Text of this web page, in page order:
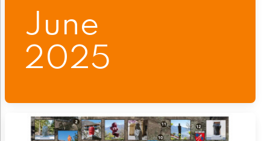
June
2025